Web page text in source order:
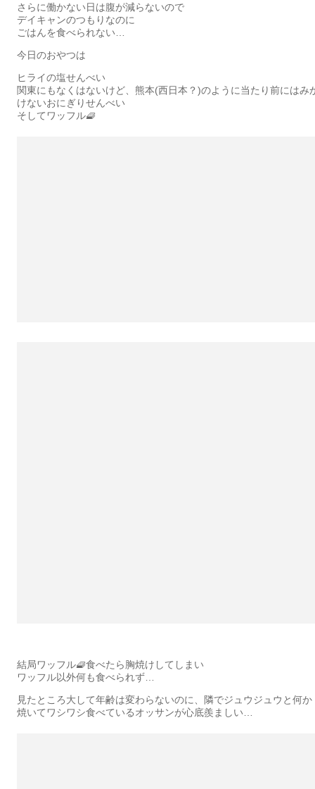
さらに働かない日は腹が減らないので
デイキャンのつもりなのに
ごはんを食べられない…
今日のおやつは
ヒライの塩せんべい
関東にもなくはないけど、熊本(西日本？)のように当たり前にはみ
けないおにぎりせんべい
そしてワッフル🧇
結局ワッフル🧇食べたら胸焼けしてしまい
ワッフル以外何も食べられず…
見たところ大して年齢は変わらないのに、隣でジュウジュウと何か
焼いてワシワシ食べているオッサンが心底羨ましい…